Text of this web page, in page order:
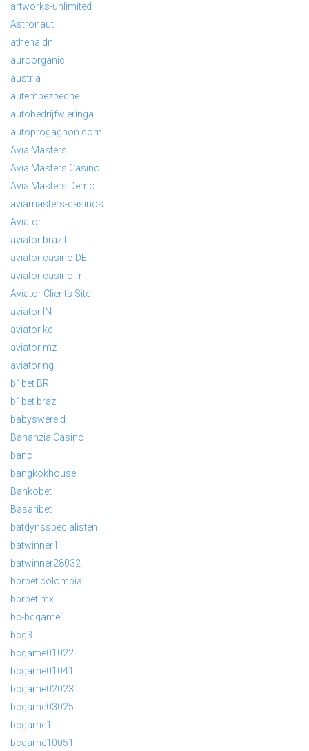
artworks-unlimited
Astronaut
athenaldn
auroorganic
austria
autembezpecne
autobedrijfwieringa
autoprogagnon.com
Avia Masters
Avia Masters Casino
Avia Masters Demo
aviamasters-casinos
Aviator
aviator brazil
aviator casino DE
aviator casino fr
Aviator Clients Site
aviator IN
aviator ke
aviator mz
aviator ng
b1bet BR
b1bet brazil
babyswereld
Bananzia Casino
banc
bangkokhouse
Bankobet
Basaribet
batdynsspecialisten
batwinner1
batwinner28032
bbrbet colombia
bbrbet mx
bc-bdgame1
bcg3
bcgame01022
bcgame01041
bcgame02023
bcgame03025
bcgame1
bcgame10051